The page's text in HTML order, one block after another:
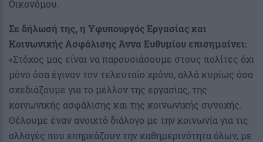
Οικονόμου.
Σε δήλωσή της, η Υφυπουργός Εργασίας και
Κοινωνικής Ασφάλισης Άννα Ευθυμίου επισημαίνει:
«Στόχος μας είναι να παρουσιάσουμε στους πολίτες όχι
μόνο όσα έγιναν τον τελευταίο χρόνο, αλλά κυρίως όσα
σχεδιάζουμε για το μέλλον της εργασίας, της
κοινωνικής ασφάλισης και της κοινωνικής συνοχής.
Θέλουμε έναν ανοιχτό διάλογο με την κοινωνία για τις
αλλαγές που επηρεάζουν την καθημερινότητα όλων, με